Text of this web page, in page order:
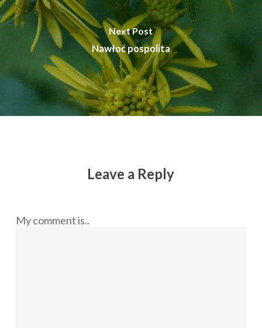
Next Post
Nawłoć pospolita
Leave a Reply
My comment is..